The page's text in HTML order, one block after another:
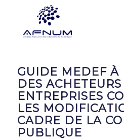
GUIDE MEDEF À
DES
ENTREPRISES
LES
CADRE DE LA
PUBLIQUE